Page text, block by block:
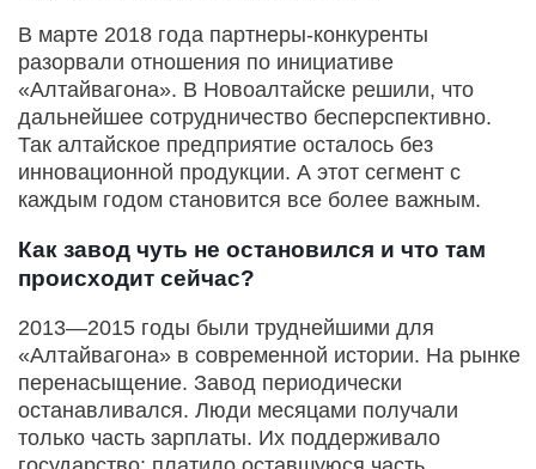
В марте 2018 года партнеры-конкуренты
разорвали отношения по инициативе
«Алтайвагона». В Новоалтайске решили, что
дальнейшее сотрудничество бесперспективно.
Так алтайское предприятие осталось без
инновационной продукции. А этот сегмент с
каждым годом становится все более важным.
Как завод чуть не остановился и что там
происходит сейчас?
2013—2015 годы были труднейшими для
«Алтайвагона» в современной истории. На рынке
перенасыщение. Завод периодически
останавливался. Люди месяцами получали
только часть зарплаты. Их поддерживало